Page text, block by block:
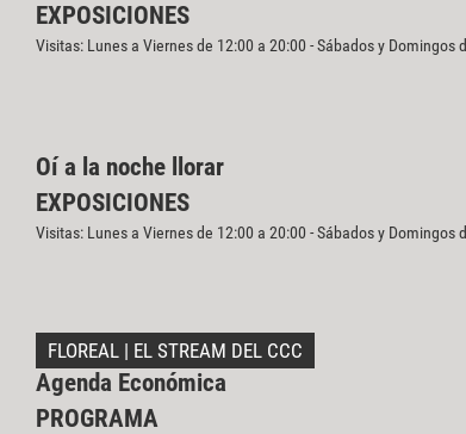
EXPOSICIONES
Visitas: Lunes a Viernes de 12:00 a 20:00 - Sábados y Domingos
Oí a la noche llorar
EXPOSICIONES
Visitas: Lunes a Viernes de 12:00 a 20:00 - Sábados y Domingos
FLOREAL | EL STREAM DEL CCC
Agenda Económica
PROGRAMA